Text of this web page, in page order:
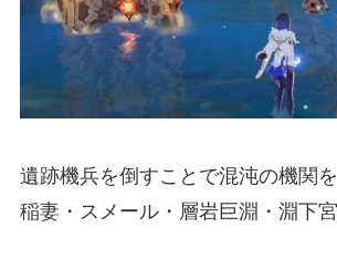
遺跡機兵を倒すことで混沌の機関
稲妻・スメール・層岩巨淵・淵下